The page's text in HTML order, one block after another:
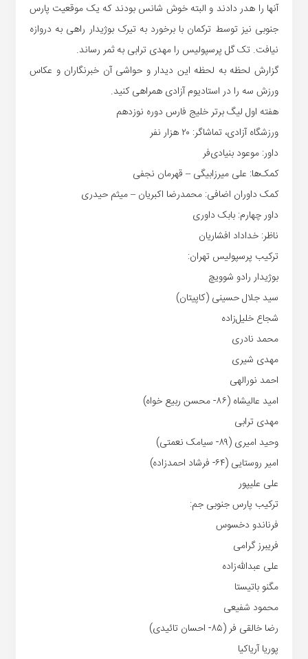
آنها را هدر دادند و البته خوش شانس بودند که یک موقعیت پارس
جنوبی نیز توسط ترکمان با برخورد به تیرک بوژیدار راهی به دروازه
نیافت. تک گل پرسپولیس را مهدی ترابی به ثمر رساند.
گزارش لحظه به لحظه این دیدار و حواشی آن خبرنگاران و عکاس
ورزش سه را در استادیوم آزادی همراهی کنید.
هفته اول لیگ برتر خلیج فارس دوره نوزدهم
ورزشگاه آزادی، تماشاگر: ۲۰ هزار نفر
داور: موعود بنیادی‌فر
کمک‌ها: علی میرزابیگی – قهرمان نجفی
کمک داوران اضافی: محمدرضا اکبریان – میثم حیدری
داور چهارم: بابک داوری
ناظر: خداداد افشاریان
ترکیب پرسپولیس تهران:
بوژیدار رادو شوویچ
سید جلال حسینی (کاپیتان)
شجاع خلیل‌زاده
محمد نادری
مهدی شیری
احمد نورالهی
امید عالیشاه (۸۶- محسن ربیع خواه)
مهدی ترابی
وحید امیری (۸۹- سیامک نعمتی)
امیر روستایی (۶۴- فرشاد احمدزاده)
علی علیپور
ترکیب پارس جنوبی جم:
فرناندو دخسوس
فریبرز گرامی
علی عبدالله‌زاده
مگنو باتیستا
محمود شفیعی
رضا خالقی فر (۸۵- احسان تائیدی)
پوریا آریاکیا